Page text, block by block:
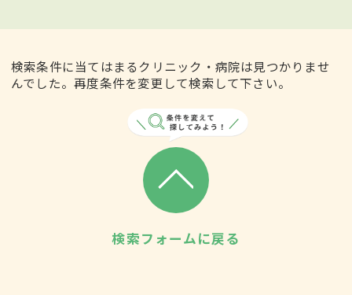
検索条件に当てはまるクリニック・病院は見つかりませ
んでした。再度条件を変更して検索して下さい。
検索フォームに戻る